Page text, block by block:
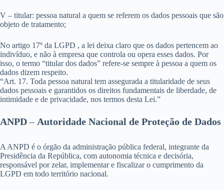
V – titular: pessoa natural a quem se referem os dados pessoais que são
objeto de tratamento;
No artigo 17º da LGPD , a lei deixa claro que os dados pertencem ao
indivíduo, e não à empresa que controla ou opera esses dados. Por
isso, o termo “titular dos dados” refere-se sempre à pessoa a quem os
dados dizem respeito.
“Art. 17. Toda pessoa natural tem assegurada a titularidade de seus
dados pessoais e garantidos os direitos fundamentais de liberdade, de
intimidade e de privacidade, nos termos desta Lei.”
ANPD– Autoridade Nacional de Proteção de Dados
A ANPD é o órgão da administração pública federal, integrante da
Presidência da República, com autonomia técnica e decisória,
responsável por zelar, implementar e fiscalizar o cumprimento da
LGPD em todo território nacional.